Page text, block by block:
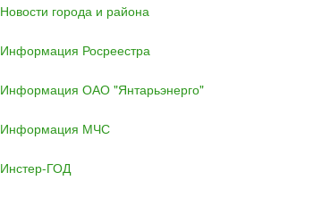
Новости города и района
Информация Росреестра
Информация ОАО "Янтарьэнерго"
Информация МЧС
Инстер-ГОД